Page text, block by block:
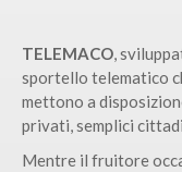
TELEMACO,
sportello telematico
mettono a
privati, semplici
Mentre il fruitore